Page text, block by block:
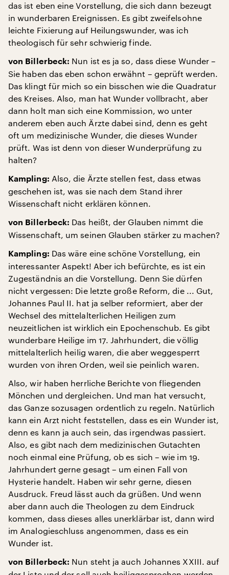
das ist eben eine Vorstellung, die sich dann bezeugt
in wunderbaren Ereignissen. Es gibt zweifelsohne
leichte Fixierung auf Heilungswunder, was ich
theologisch für sehr schwierig finde.
von Billerbeck: Nun ist es ja so, dass diese Wunder –
Sie haben das eben schon erwähnt – geprüft werden.
Das klingt für mich so ein bisschen wie die Quadratur
des Kreises. Also, man hat Wunder vollbracht, aber
dann holt man sich eine Kommission, wo unter
anderem eben auch Ärzte dabei sind, denn es geht
oft um medizinische Wunder, die dieses Wunder
prüft. Was ist denn von dieser Wunderprüfung zu
halten?
Kampling: Also, die Ärzte stellen fest, dass etwas
geschehen ist, was sie nach dem Stand ihrer
Wissenschaft nicht erklären können.
von Billerbeck: Das heißt, der Glauben nimmt die
Wissenschaft, um seinen Glauben stärker zu machen?
Kampling: Das wäre eine schöne Vorstellung, ein
interessanter Aspekt! Aber ich befürchte, es ist ein
Zugeständnis an die Vorstellung. Denn Sie dürfen
nicht vergessen: Die letzte große Reform, die ... Gut,
Johannes Paul II. hat ja selber reformiert, aber der
Wechsel des mittelalterlichen Heiligen zum
neuzeitlichen ist wirklich ein Epochenschub. Es gibt
wunderbare Heilige im 17. Jahrhundert, die völlig
mittelalterlich heilig waren, die aber weggesperrt
wurden von ihren Orden, weil sie peinlich waren.
Also, wir haben herrliche Berichte von fliegenden
Mönchen und dergleichen. Und man hat versucht,
das Ganze sozusagen ordentlich zu regeln. Natürlich
kann ein Arzt nicht feststellen, dass es ein Wunder ist,
denn es kann ja auch sein, das irgendwas passiert.
Also, es gibt nach dem medizinischen Gutachten
noch einmal eine Prüfung, ob es sich – wie im 19.
Jahrhundert gerne gesagt – um einen Fall von
Hysterie handelt. Haben wir sehr gerne, diesen
Ausdruck. Freud lässt auch da grüßen. Und wenn
aber dann auch die Theologen zu dem Eindruck
kommen, dass dieses alles unerklärbar ist, dann wird
im Analogieschluss angenommen, dass es ein
Wunder ist.
von Billerbeck: Nun steht ja auch Johannes XXIII. auf